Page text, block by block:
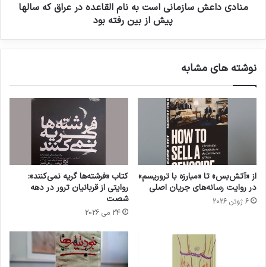
قرار گرفت و خیلی زود مخاطب خود را یافت.
کتاب زبان ترور
کپی لینک
منادی داعش سازمانی است به نام القاعده در عراق که سالها
پیش از بین رفته بود
نوشته های مشابه
از «آتش‌بس» تا «مبارزه با تروریسم»
در روایت رسانه‌های جریان اصلی
6 ژوئن 2026
کتاب «فرشته‌ها گریه نمی‌کنند»:
روایتی از قربانیان ترور در دهه
شصت
24 می 2026